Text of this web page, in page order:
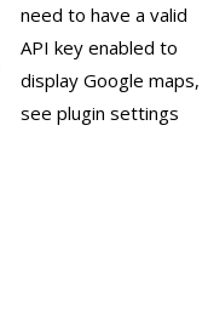
need to have a valid
API key enabled to
display Google maps,
see plugin settings